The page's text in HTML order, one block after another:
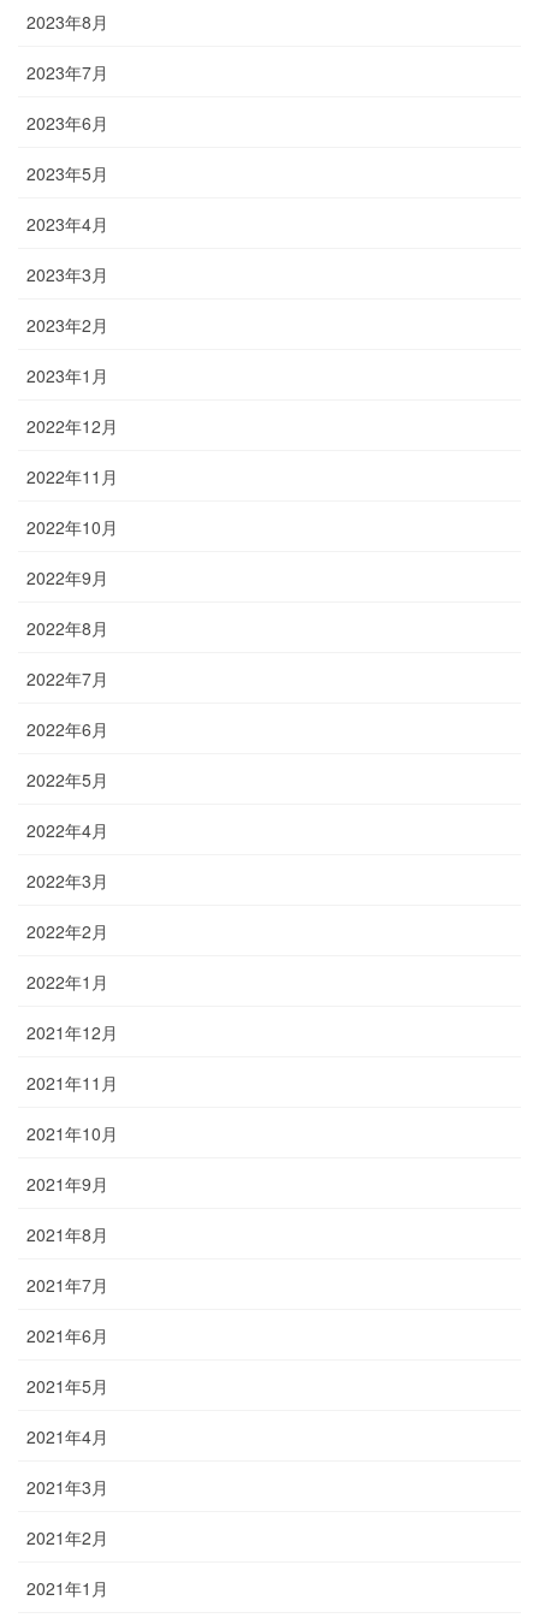
2023年8月
2023年7月
2023年6月
2023年5月
2023年4月
2023年3月
2023年2月
2023年1月
2022年12月
2022年11月
2022年10月
2022年9月
2022年8月
2022年7月
2022年6月
2022年5月
2022年4月
2022年3月
2022年2月
2022年1月
2021年12月
2021年11月
2021年10月
2021年9月
2021年8月
2021年7月
2021年6月
2021年5月
2021年4月
2021年3月
2021年2月
2021年1月